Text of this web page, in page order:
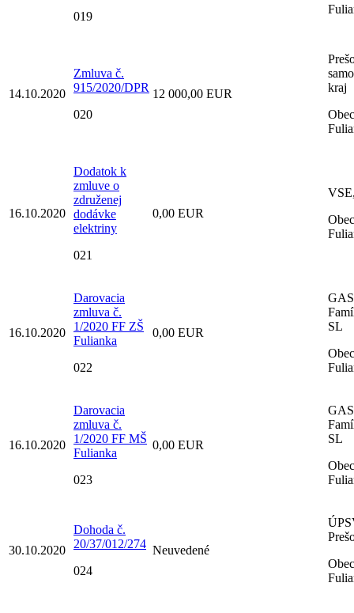
019
14.10.2020
Zmluva č.
915/2020/DPR
020
12 000,00 EUR
kraj
Obec
16.10.2020
Dodatok k
zmluve o
združenej
dodávke
elektriny
021
0,00 EUR
Obec
16.10.2020
Darovacia
zmluva č.
1/2020 FF ZŠ
Fulianka
022
0,00 EUR
GAS
SL
Obec
16.10.2020
Darovacia
zmluva č.
1/2020 FF MŠ
Fulianka
023
0,00 EUR
GAS
SL
Obec
30.10.2020
Dohoda č.
20/37/012/274
024
Neuvedené
Obec